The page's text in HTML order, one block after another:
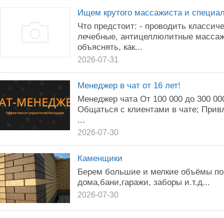
Ищем крутого массажиста и
Что предстоит: - проводить
лечебные, антицеллюлитные
объяснять, как...
2026-07-31
Менеджер в чат от 16 лет!
Менеджер чата От 100 000 до 300
Общаться с клиентами в чате;
...
2026-07-30
Каменщики
Берем большие и мелкие объёмы по
дома,бани,гаражи, заборы и.т.д...
2026-07-30